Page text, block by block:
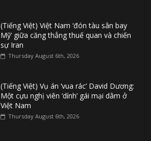
(Tiếng Việt) Việt Nam ‘đón tàu sân bay
Mỹ’ giữa căng thẳng thuế quan và chiến
sự Iran
Thursday August 6th, 2026
(Tiếng Việt) Vụ án ‘vua rác’ David Dương:
Một cựu nghị viên ‘dính’ gái mại dâm ở
Việt Nam
Thursday August 6th, 2026